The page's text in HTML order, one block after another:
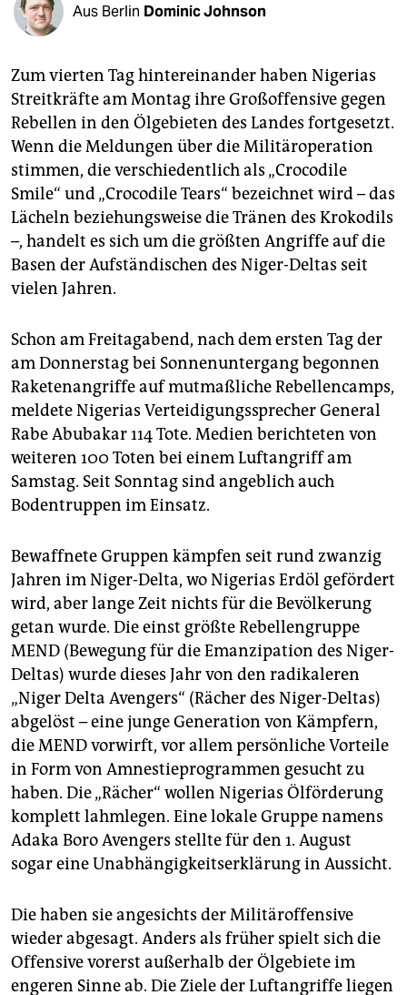
shop
unterstützen
abo
genossenschaft
epaper login
Aus Berlin Dominic Johnson
Zum vierten Tag hintereinander haben Nigerias
Streitkräfte am Montag ihre Großoffensive gegen
Rebellen in den Ölgebieten des Landes fortgesetzt.
Wenn die Meldungen über die Militäroperation
stimmen, die verschiedentlich als „Crocodile
Smile“ und „Crocodile Tears“ bezeichnet wird – das
Lächeln beziehungsweise die Tränen des Krokodils
–, handelt es sich um die größten Angriffe auf die
Basen der Aufständischen des Niger-Deltas seit
vielen Jahren.
Schon am Freitagabend, nach dem ersten Tag der
am Donnerstag bei Sonnenuntergang begonnen
Raketenangriffe auf mutmaßliche Rebellencamps,
meldete Nigerias Verteidigungssprecher General
Rabe Abubakar 114 Tote. Medien berichteten von
weiteren 100 Toten bei einem Luftangriff am
Samstag. Seit Sonntag sind angeblich auch
Bodentruppen im Einsatz.
Bewaffnete Gruppen kämpfen seit rund zwanzig
Jahren im Niger-Delta, wo Nigerias Erdöl gefördert
wird, aber lange Zeit nichts für die Bevölkerung
getan wurde. Die einst größte Rebellengruppe
MEND (Bewegung für die Emanzipation des Niger-
Deltas) wurde dieses Jahr von den radikaleren
„Niger Delta Avengers“ (Rächer des Niger-Deltas)
abgelöst – eine junge Generation von Kämpfern,
die MEND vorwirft, vor allem persönliche Vorteile
in Form von Amnestieprogrammen gesucht zu
haben. Die „Rächer“ wollen Nigerias Ölförderung
komplett lahmlegen. Eine lokale Gruppe namens
Adaka Boro Avengers stellte für den 1. August
sogar eine Unabhängigkeitserklärung in Aussicht.
Die haben sie angesichts der Militäroffensive
wieder abgesagt. Anders als früher spielt sich die
Offensive vorerst außerhalb der Ölgebiete im
engeren Sinne ab. Die Ziele der Luftangriffe liegen